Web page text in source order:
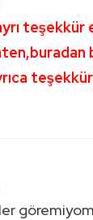
teşekkür